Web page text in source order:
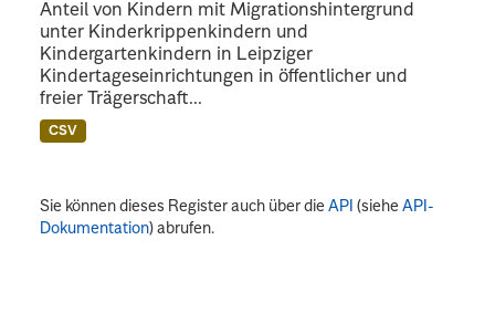
Anteil von Kindern mit Migrationshintergrund
unter Kinderkrippenkindern und
Kindergartenkindern in Leipziger
Kindertageseinrichtungen in öffentlicher und
freier Trägerschaft...
CSV
Sie können dieses Register auch über dieAPI (sieheAPI-
Dokumentation) abrufen.